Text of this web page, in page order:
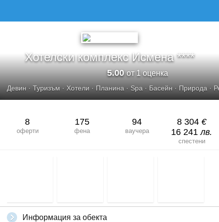
Хотелски комплекс Исмена ****
5.00от 1 оценка
Девин · Туризъм · Хотели · Планина · Spa · Басейн · Природа ·
8
оферти
175
фена
94
ваучера
8 304 €
16 241лв.
спестени
Информация за обекта